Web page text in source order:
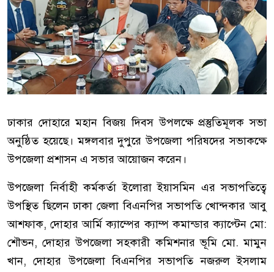
ঢাকার দোহারে মহান বিজয় দিবস উপলক্ষে প্রস্তুতিমূলক সভা
অনুষ্ঠিত হয়েছে। মঙ্গলবার দুপুরে উপজেলা পরিষদের সভাকক্ষে
উপজেলা প্রশাসন এ সভার আয়োজন করেন।
উপজেলা নির্বাহী কর্মকর্তা ইলোরা ইয়াসমিন এর সভাপতিত্বে
উপস্থিত ছিলেন ঢাকা জেলা বিএনপির সভাপতি খোন্দকার আবু
আশফাক, দোহার আর্মি ক্যাম্পের ক্যাম্প কমান্ডার ক্যাপ্টেন মো:
শৌভন, দোহার উপজেলা সহকারী কমিশনার ভূমি মো. মামুন
খান, দোহার উপজেলা বিএনপির সভাপতি নজরুল ইসলাম